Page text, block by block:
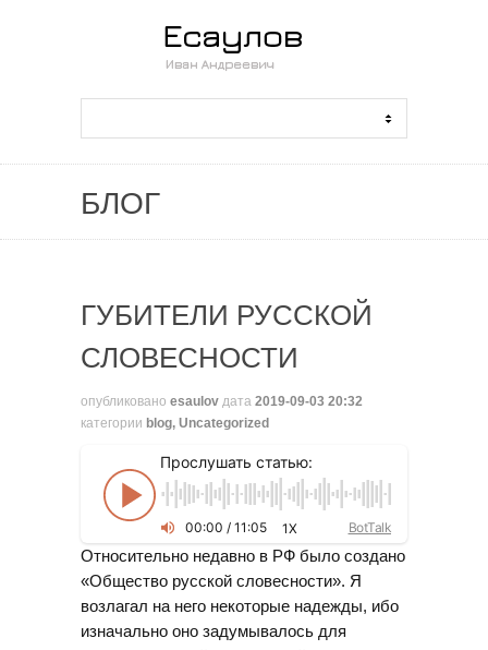
БЛОГ
ГУБИТЕЛИ РУССКОЙ
СЛОВЕСНОСТИ
опубликовано esaulov дата 2019-09-03 20:32
категории blog, Uncategorized
Прослушать статью:
00:00 / 11 :05 1X BotTalk
Относительно недавно в РФ было создано
«Общество русской словесности». Я
возлагал на него некоторые надежды, ибо
изначально оно задумывалось для